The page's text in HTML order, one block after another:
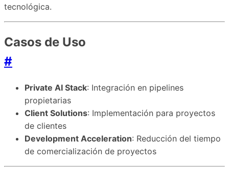
tecnológica.
Casos de Uso
#
Private AI Stack: Integración en pipelines
propietarias
Client Solutions: Implementación para proyectos
de clientes
Development Acceleration: Reducción del tiempo
de comercialización de proyectos